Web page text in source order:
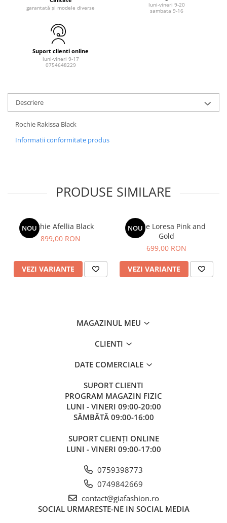
garantată și modele diverse
luni-vineri 9-20
sambata 9-16
Suport clienti online
luni-vineri 9-17
0754648229
Descriere
Rochie Rakissa Black
Informatii conformitate produs
PRODUSE SIMILARE
NOU
Rochie Afellia Black
899,00 RON
VEZI VARIANTE
NOU
Rochie Loresa Pink and
Gold
699,00 RON
VEZI VARIANTE
MAGAZINUL MEU
CLIENTI
DATE COMERCIALE
SUPORT CLIENTI
PROGRAM MAGAZIN FIZIC
LUNI - VINERI 09:00-20:00
SÂMBĂTĂ 09:00-16:00
SUPORT CLIENȚI ONLINE
LUNI - VINERI 09:00-17:00
0759398773
0749842669
contact@giafashion.ro
SOCIAL URMARESTE-NE IN SOCIAL MEDIA